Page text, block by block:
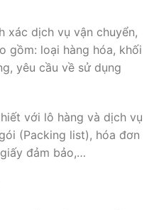
xác dịch vụ vận chuyển,
gồm: loại hàng hóa, khối
yêu cầu về sử dụng
với lô hàng và dịch vụ
(Packing list), hóa đơn
đảm bảo,…